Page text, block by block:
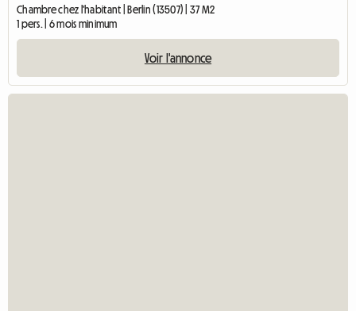
Chambre chez l'habitant | Berlin (13507) | 37 M2
1 pers. | 6 mois minimum
Voir l'annonce